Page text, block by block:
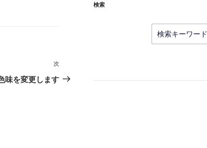
次
の
次
味を変更します
検索
検